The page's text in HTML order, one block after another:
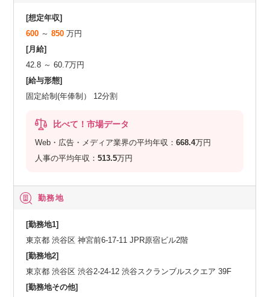
[想定年収]
600 ～850 万円
[月給]
42.8 ～ 60.7万円
[給与形態]
固定給制(年俸制） 12分割
比べて！市場データ
Web・広告・メディア業界の平均年収：668.4万円
人事の平均年収：513.5万円
勤務地
[勤務地1]
東京都 渋谷区 神宮前6-17-11 JPR原宿ビル2階
[勤務地2]
東京都 渋谷区 渋谷2-24-12 渋谷スクランブルスクエア 39F
[勤務地その他]